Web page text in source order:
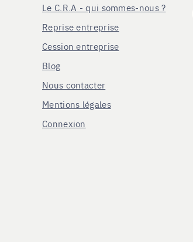
Le C.R.A - qui sommes-nous ?
Reprise entreprise
Cession entreprise
Blog
Nous contacter
Mentions légales
Connexion